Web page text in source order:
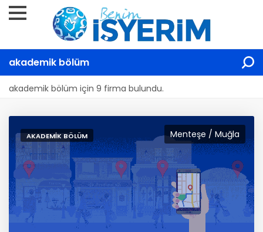
akademik bölüm
akademik bölüm için 9 firma bulundu.
Menteşe / Muğla
AKADEMIK BÖLÜM